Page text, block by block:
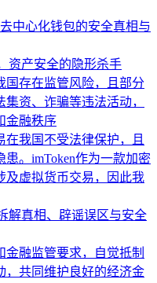
中心化钱包的安全真相与
资产安全的隐形杀手
国存在监管风险，且部分
资、诈骗等违法活动，
金融秩序
我国不受法律保护，且
。imToken作为一款加密
及虚拟货币交易，因此我
解真相、辟谣误区与安全
融监管要求，自觉抵制
，共同维护良好的经济金